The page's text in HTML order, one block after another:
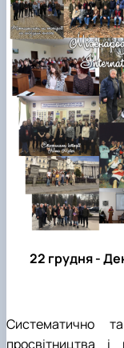
22 грудня -
Систематично
просвітництва і